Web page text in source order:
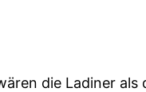
die Ladiner als